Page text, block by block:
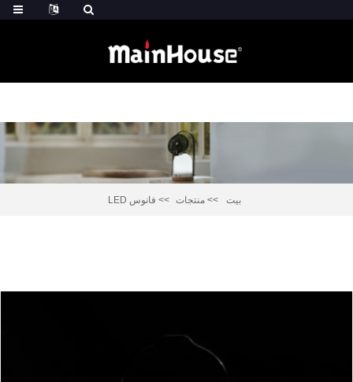
بيت منتجات فانوس LED